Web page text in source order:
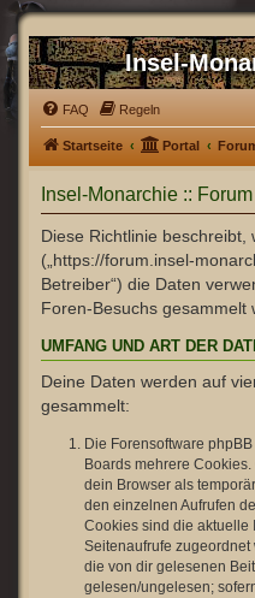
Insel-
FAQ Regeln
Startseite Portal
Insel-Monarchie ::
Diese Richtlinie beschreibt,
(„https://forum.insel-
Betreiber“) die Daten
Foren-Besuchs gesammelt
UMFANG UND ART DER
Deine Daten werden auf
gesammelt:
Die Forensoftware
Boards mehrere
dein Browser als
den einzelnen Aufrufen
Cookies sind die aktuelle
Seitenaufrufe
die von dir gelesenen
gelesen/ungelesen;